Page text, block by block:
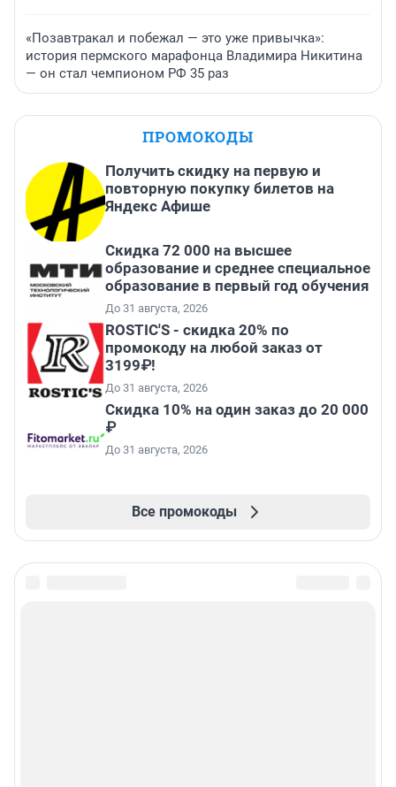
«Позавтракал и побежал — это уже привычка»:
история пермского марафонца Владимира Никитина
— он стал чемпионом РФ 35 раз
ПРОМОКОДЫ
Получить скидку на первую и
повторную покупку билетов на
Яндекс Афише
Скидка 72 000 на высшее
образование и среднее специальное
образование в первый год обучения
До 31 августа, 2026
ROSTIC'S - скидка 20% по
промокоду на любой заказ от
3199₽!
До 31 августа, 2026
Скидка 10% на один заказ до 20 000
₽
До 31 августа, 2026
Все промокоды